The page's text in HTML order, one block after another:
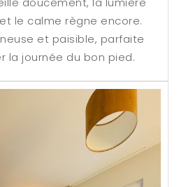
le calme règne encore.
et paisible, parfaite
la journée du bon pied.